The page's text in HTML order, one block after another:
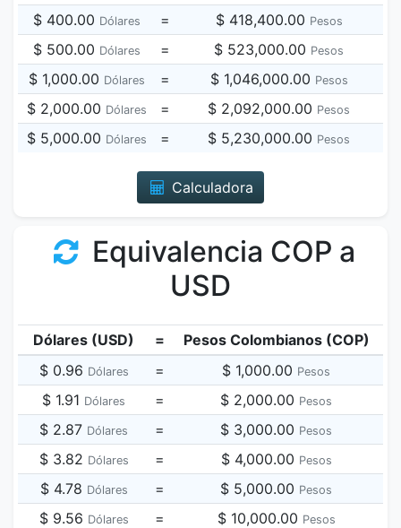
$ 400.00 Dólares = $ 418,400.00 Pesos
$ 500.00 Dólares = $ 523,000.00 Pesos
$ 1,000.00 Dólares = $ 1,046,000.00 Pesos
$ 2,000.00 Dólares = $ 2,092,000.00 Pesos
$ 5,000.00 Dólares = $ 5,230,000.00 Pesos
Calculadora
Equivalencia COP a
USD
Dólares (USD) =
Pesos Colombianos (COP)
$ 0.96 Dólares = $ 1,000.00 Pesos
$ 1.91 Dólares = $ 2,000.00 Pesos
$ 2.87 Dólares = $ 3,000.00 Pesos
$ 3.82 Dólares = $ 4,000.00 Pesos
$ 4.78 Dólares = $ 5,000.00 Pesos
$ 9.56 Dólares = $ 10,000.00 Pesos